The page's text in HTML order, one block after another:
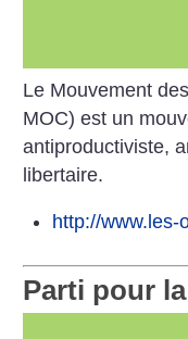
Le Mouvement
MOC) est un
antiproductiviste,
libertaire.
http://www.les-
Parti pour